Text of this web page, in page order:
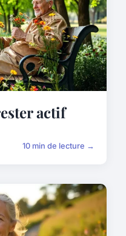
actif
10 min de lecture →